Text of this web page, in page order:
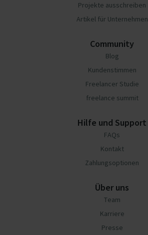
Projekte ausschreiben
Artikel für Unternehmen
Community
Blog
Kundenstimmen
Freelancer Studie
freelance summit
Hilfe und Support
FAQs
Kontakt
Zahlungsoptionen
Über uns
Team
Karriere
Presse